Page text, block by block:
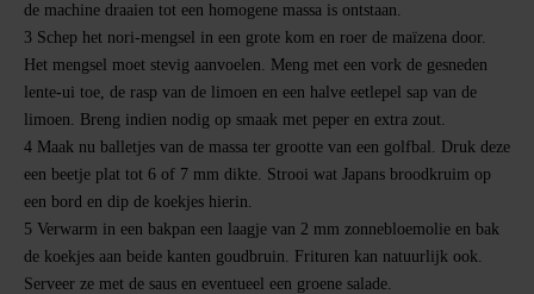
de machine draaien tot een homogene massa is ontstaan.
3 Schep het nori-mengsel in een grote kom en roer de maïzena door.
Het mengsel moet stevig aanvoelen. Meng met een vork de gesneden
lente-ui toe, de rasp van de limoen en een halve eetlepel sap van de
limoen. Breng indien nodig op smaak met peper en extra zout.
4 Maak nu balletjes van de massa ter grootte van een golfbal. Druk deze
een beetje plat tot 6 of 7 mm dikte. Strooi wat Japans broodkruim op
een bord en dip de koekjes hierin.
5 Verwarm in een bakpan een laagje van 2 mm zonnebloemolie en bak
de koekjes aan beide kanten goudbruin. Frituren kan natuurlijk ook.
Serveer ze met de saus en eventueel een groene salade.